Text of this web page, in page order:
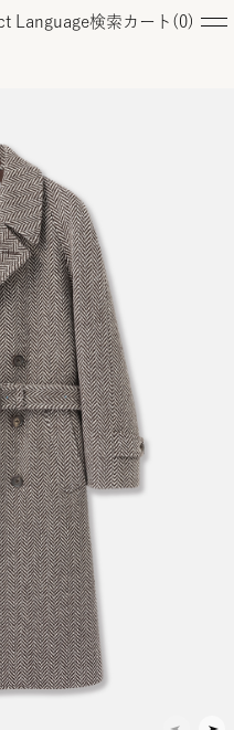
Language検索 カート( 0)